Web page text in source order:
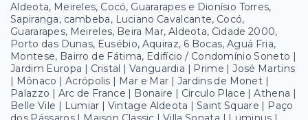
Aldeota, Meireles, Cocó, Guararapes e Dionísio Torres,
Sapiranga, cambeba, Luciano Cavalcante, Cocó,
Guararapes, Meireles, Beira Mar, Aldeota, Cidade 2000,
Porto das Dunas, Eusébio, Aquiraz, 6 Bocas, Aguá Fria,
Montese, Bairro de Fátima, Edifício / Condomínio Soneto |
Jardim Europa | Cristal | Vanguardia | Prime | José Martins
| Mônaco | Acrópolis | Mar e Mar | Jardins de Monet |
Palazzo | Arc de France | Bonaire | Circulo Place | Athena |
Belle Vile | Lumiar | Vintage Aldeota | Saint Square | Paço